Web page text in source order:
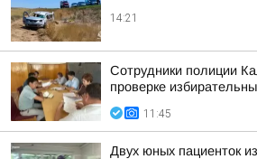
14:21
Сотрудники полиции
проверке
11:45
Двух юных пациенток